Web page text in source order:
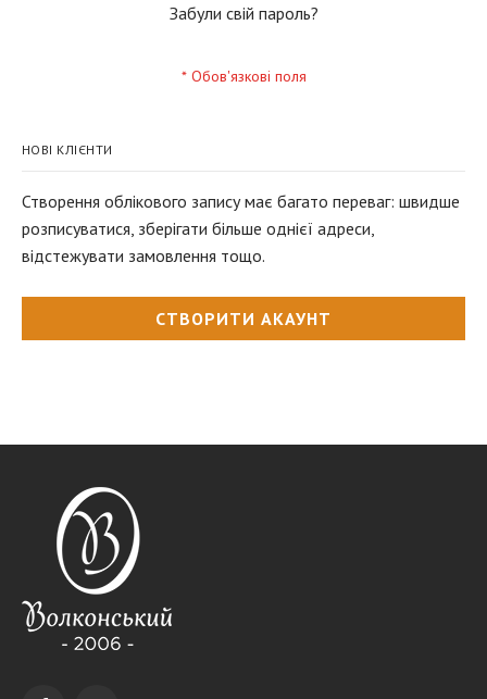
Забули свій пароль?
НОВІ КЛІЄНТИ
Створення облікового запису має багато переваг: швидше
розписуватися, зберігати більше однієї адреси,
відстежувати замовлення тощо.
СТВОРИТИ АКАУНТ